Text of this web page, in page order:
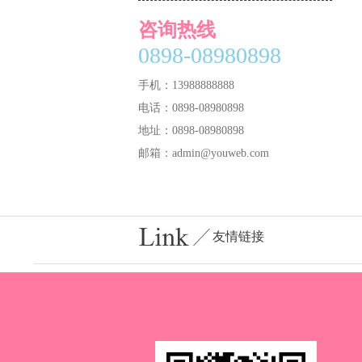
咨询热线
0898-08980898
手机：13988888888
电话：0898-08980898
地址：0898-08980898
邮箱：admin@youweb.com
友情链接